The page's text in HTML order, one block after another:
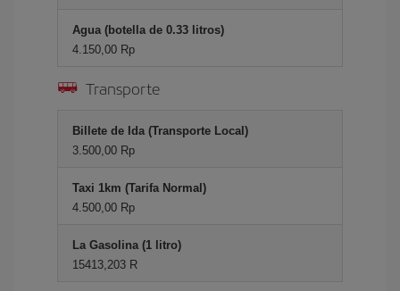
Agua (botella de 0.33 litros)
4.150,00 Rp
Transporte
Billete de Ida (Transporte Local)
3.500,00 Rp
Taxi 1km (Tarifa Normal)
4.500,00 Rp
La Gasolina (1 litro)
15413,203 R